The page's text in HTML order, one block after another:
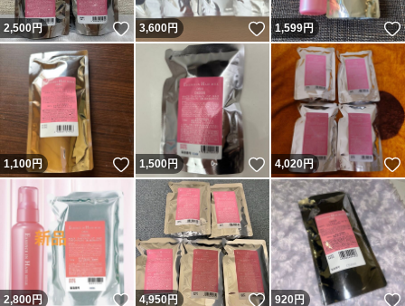
2,500円 いいね！
3,600円 いいね！
1,599円
1,100円 いいね！
1,500円 いいね！
4,020円
2,800円 いいね！
4,950円 いいね！
920円